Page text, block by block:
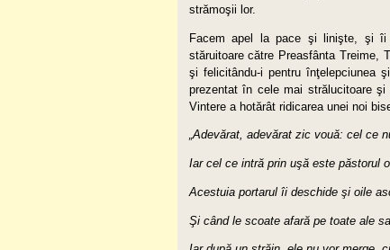
strămoşii lor.
Facem apel la pace şi linişte, şi îi
stăruitoare către Preasfânta Treime,
şi felicitându-i pentru înţelepciunea
prezentat în cele mai strălucitoare
Vintere a hotărât ridicarea unei noi
„Adevărat, adevărat zic vouă: cel ce
Iar cel ce intră prin uşă este păstorul
Acestuia portarul îi deschide şi oile
Şi când le scoate afară pe toate ale